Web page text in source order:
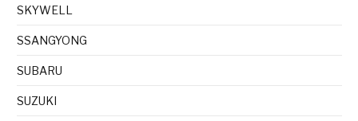
SKYWELL
SSANGYONG
SUBARU
SUZUKI